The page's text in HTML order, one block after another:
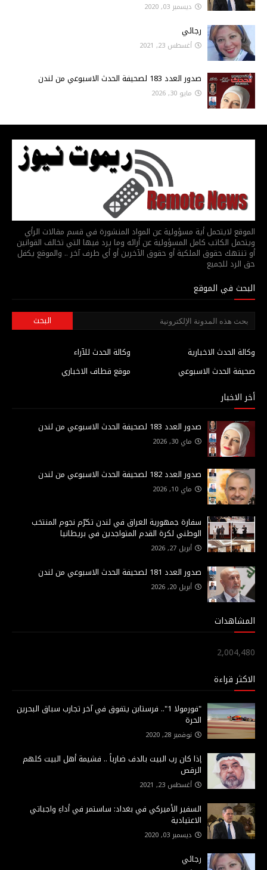
ديسمبر 03, 2020
رجائي
أغسطس 23, 2021
صدور العدد 183 لصحيفة الحدث الاسبوعي من لندن
مايو 30, 2026
الموقع لايتحمل أية مسؤولية عن المواد المنشورة في قسم مقالات الرأي
ويتحمل الكاتب كامل المسؤولية عن أرائه وما يرد فيها التي تخالف القوانين
أو تنتهك حقوق الملكية أو حقوق الآخرين أو أي طرف آخر .. والموقع يكفل
حق الرد للجميع
البحث في الموقع
وكالة الحدث للآراء
وكالة الحدث الاخبارية
موقع قطاف الاخباري
صحيفة الحدث الاسبوعي
أخر الاخبار
صدور العدد 183 لصحيفة الحدث الاسبوعي من لندن
ماي 30, 2026
صدور العدد 182 لصحيفة الحدث الاسبوعي من لندن
ماي 10, 2026
سفارة جمهورية العراق في لندن تكرّم نجوم المنتخب
الوطني لكرة القدم المتواجدين في بريطانيا
أبريل 27, 2026
صدور العدد 181 لصحيفة الحدث الاسبوعي من لندن
أبريل 20, 2026
المشاهدات
2,004,480
الاكثر قراءة
"فورمولا 1".. فرستابن يتفوق في آخر تجارب سباق البحرين
الحرة
نوفمبر 28, 2020
إذا كان رب البيت بالدف ضارباً .. فشيمة أهل البيت كلهم
الرقص
أغسطس 23, 2021
السفير الأميركي في بغداد: ساستمر في أداءِ واجباتي
الاعتيادية
ديسمبر 03, 2020
رجائي